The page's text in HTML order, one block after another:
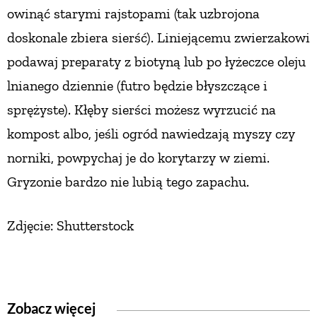
owinąć starymi rajstopami (tak uzbrojona
doskonale zbiera sierść). Liniejącemu zwierzakowi
podawaj preparaty z biotyną lub po łyżeczce oleju
lnianego dziennie (futro będzie błyszczące i
sprężyste). Kłęby sierści możesz wyrzucić na
kompost albo, jeśli ogród nawiedzają myszy czy
norniki, powpychaj je do korytarzy w ziemi.
Gryzonie bardzo nie lubią tego zapachu.
Zdjęcie: Shutterstock
Zobacz więcej